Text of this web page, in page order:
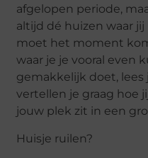
afgelopen periode,
altijd dé huizen waar
moet het moment
waar je je vooral even
gemakkelijk doet, lees
vertellen je graag hoe
jouw plek zit in een
Huisje ruilen?